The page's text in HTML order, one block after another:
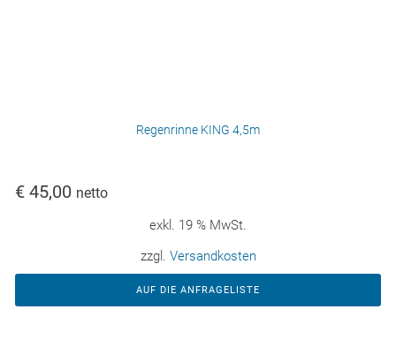
Regenrinne KING 4,5m
€ 45,00 netto
exkl. 19 % MwSt.
zzgl. Versandkosten
AUF DIE ANFRAGELISTE